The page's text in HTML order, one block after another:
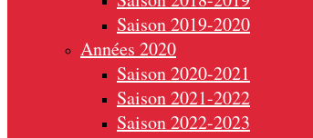
Saison 2019-2020
Années 2020
Saison 2020-2021
Saison 2021-2022
Saison 2022-2023